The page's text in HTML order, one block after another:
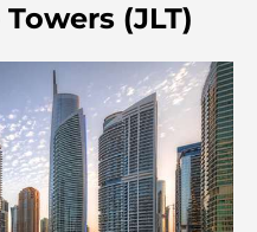
ville de Dubaï : le
de café
jamais créées
(JLT)